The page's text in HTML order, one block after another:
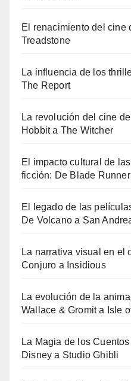
El renacimiento del cine
Treadstone
La influencia de los
The Report
La revolución del cine
Hobbit a The Witcher
El impacto cultural de
ficción: De Blade
El legado de las
De Volcano a San
La narrativa visual en el
Conjuro a Insidious
La evolución de la
Wallace & Gromit a Isle
La Magia de los
Disney a Studio Ghibli